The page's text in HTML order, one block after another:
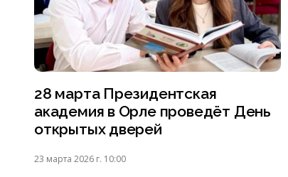
28 марта Президентская
академия в Орле проведёт День
открытых дверей
23 марта 2026 г. 10:00